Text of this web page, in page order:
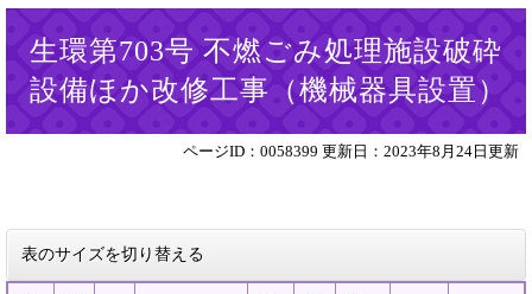
へ
生環第703号 不燃ごみ処理施設破砕
設備ほか改修工事（機械器具設置）
ページID：0058399 更新日：2023年8月24日更新
表のサイズを切り替える